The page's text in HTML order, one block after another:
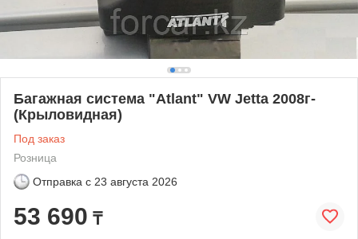
Багажная система "Atlant" VW Jetta 2008г-
(Крыловидная)
Под заказ
Розница
Отправка с 23 августа 2026
53 690 ₸